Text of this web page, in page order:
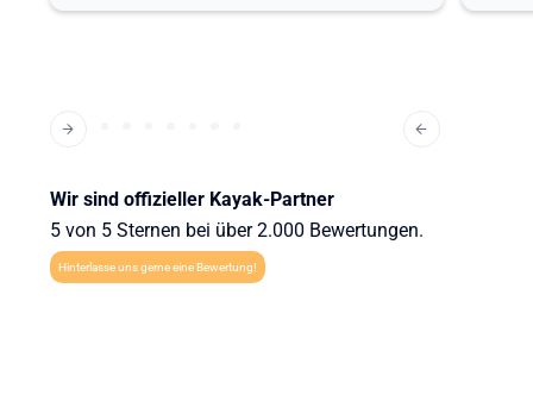
Wir sind offizieller Kayak-Partner
5 von 5 Sternen bei über 2.000 Bewertungen.
Hinterlasse uns gerne eine Bewertung!